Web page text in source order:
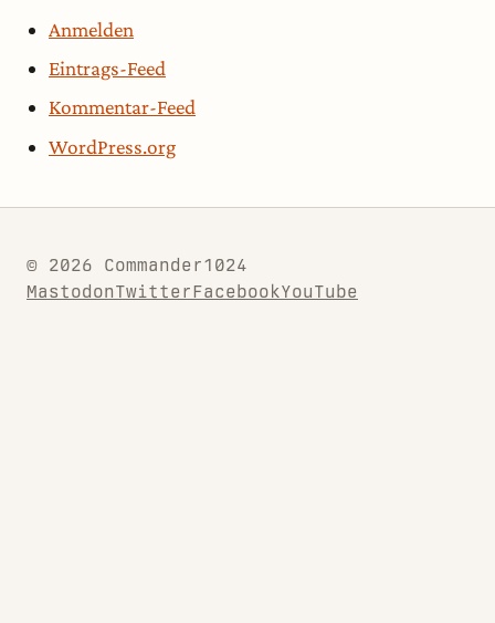
Anmelden
Eintrags-Feed
Kommentar-Feed
WordPress.org
© 2026 Commander1024
MastodonTwitterFacebookYouTube